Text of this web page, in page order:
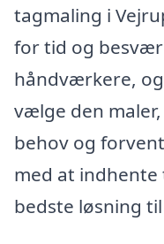
tagmaling i
for tid og
håndværkere,
vælge den
behov og
med at
bedste løsning